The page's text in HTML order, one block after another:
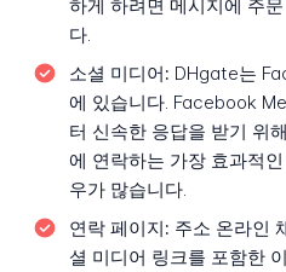
하게 하려면 메시지에 주
다.
소셜 미디어: DHgate는
에 있습니다. Facebook
터 신속한 응답을 받기 위
에 연락하는 가장 효과적
우가 많습니다.
연락 페이지: 주소 온라인
셜 미디어 링크를 포함한